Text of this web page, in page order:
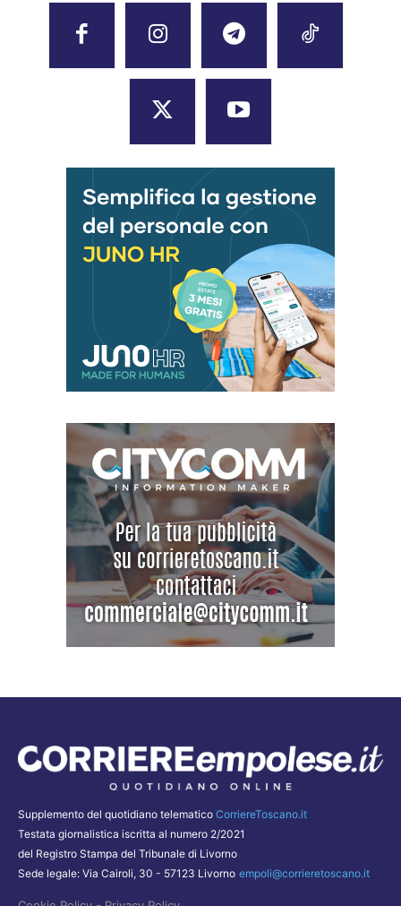
Supplemento del quotidiano telematico CorriereToscano.it
Testata giornalistica iscritta al numero 2/2021
del Registro Stampa del Tribunale di Livorno
Sede legale: Via Cairoli, 30 - 57123 Livorno empoli@corrieretoscano.it